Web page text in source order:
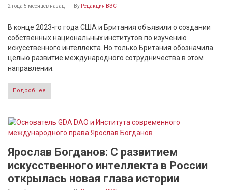
2 года 5 месяцев назад By Редакция ВЭС
В конце 2023-го года США и Британия объявили о создании
собственных национальных институтов по изучению
искусственного интеллекта. Но только Британия обозначила
целью развитие международного сотрудничества в этом
направлении.
Подробнее
Ярослав Богданов: С развитием
искусственного интеллекта в России
открылась новая глава истории